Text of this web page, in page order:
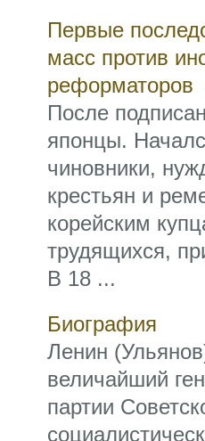
Первые
масс против
реформаторов
После
японцы.
чиновники,
крестьян и
корейским
трудящихся,
В 18 ...
Биография
Ленин
величайший
партии